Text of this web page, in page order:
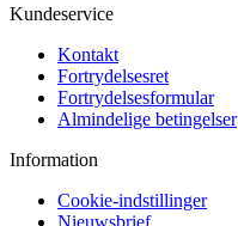
Kundeservice
Kontakt
Fortrydelsesret
Fortrydelsesformular
Almindelige betingelser
Information
Cookie-indstillinger
Nieuwsbrief